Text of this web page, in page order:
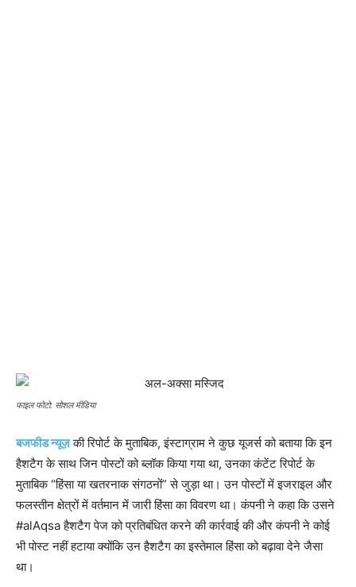
फाइल फोटो: सोशल मीडिया
बजफीड न्यूज़ की रिपोर्ट के मुताबिक, इंस्टाग्राम ने कुछ यूजर्स को बताया कि इन
हैशटैग के साथ जिन पोस्टों को ब्लॉक किया गया था, उनका कंटेंट रिपोर्ट के
मुताबिक “हिंसा या खतरनाक संगठनों” से जुड़ा था। उन पोस्टों में इजराइल और
फलस्‍तीन क्षेत्रों में वर्तमान में जारी हिंसा का विवरण था। कंपनी ने कहा कि उसने
#alAqsa हैशटैग पेज को प्रतिबंधित करने की कार्रवाई की और कंपनी ने कोई
भी पोस्ट नहीं हटाया क्योंकि उन हैशटैग का इस्तेमाल हिंसा को बढ़ावा देने जैसा
था।